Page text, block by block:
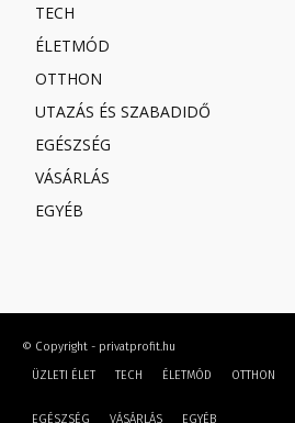
TECH
ÉLETMÓD
OTTHON
UTAZÁS ÉS SZABADIDŐ
EGÉSZSÉG
VÁSÁRLÁS
EGYÉB
© Copyright - privatprofit.hu
ÜZLETI ÉLET
TECH ÉLETMÓD OTTHON
EGÉSZSÉG VÁSÁRLÁS EGYÉB